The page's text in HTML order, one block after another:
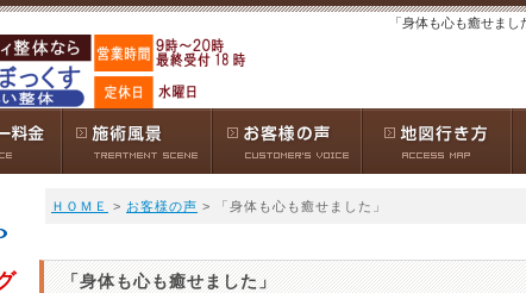
「身体も心も癒せま
ＨＯＭＥ > お客様の声 > 「身体も心も癒せました」
「身体も心も癒せました」